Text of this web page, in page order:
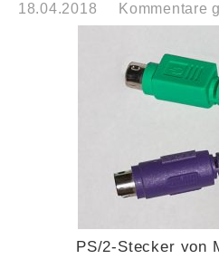
18.04.2018 Kommentare
PS/2-Stecker von